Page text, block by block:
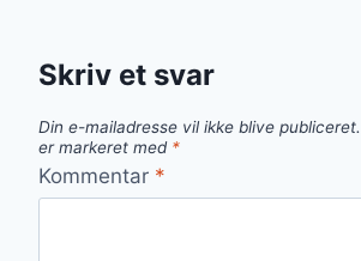
Skriv et svar
Din e-mailadresse vil ikke blive publiceret.
er markeret med *
Kommentar *